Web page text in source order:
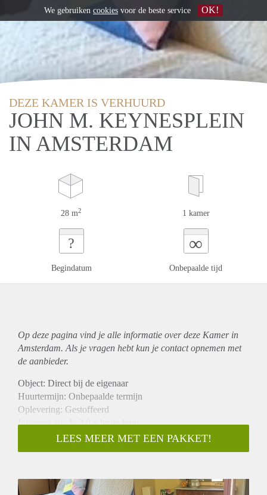
DEZE KAMER IS VERHUURD
JOHN M. KEYNESPLEIN
IN AMSTERDAM
28 m2 1 kamer
?
Begindatum
∞
Onbepaalde tijd
Op deze pagina vind je alle informatie over deze Kamer in
Amsterdam. Als je vragen hebt kun je contact opnemen met
de aanbieder.
Object: Direct bij de eigenaar
Huurtermijn: Onbepaalde termijn
Oplevering: Gestoffeerd
Inkomen eis: Ja 3,0 x bruto huur
Garantiestelling mogelijk: Ja
Borg: 1 maand
Gedeelde keuken: Nee
LEES MEER MET EEN PAKKET!
We gebruiken cookies voor de beste service OK!